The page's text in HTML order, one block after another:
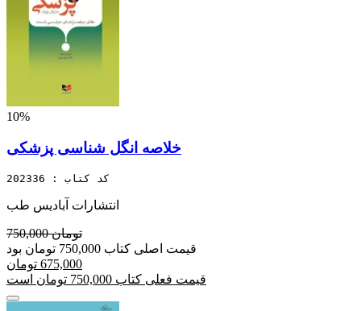
10%
خلاصه انگل شناسی پزشکی
کد کتاب : 202336
انتشارات آبادیس طب
750,000 تومان
قیمت اصلی کتاب 750,000 تومان بود
675,000 تومان
قیمت فعلی کتاب 750,000 تومان است